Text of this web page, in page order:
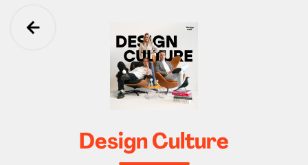
Ga terug
Design Culture